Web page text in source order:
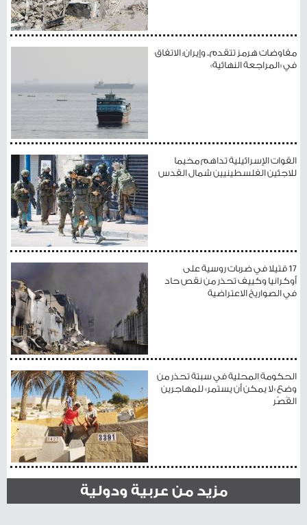
مفاوضات هرمز تتقدم.. وإيران: الاتفاق
في «المراجعة النهائية»
القوات الإسرائيلية تداهم مخيما
للاجئين الفلسطينيين شمال القدس
17 قتيلا في ضربات روسية على
أوكرانيا وكييف تحذر من نقص حاد
في الصواريخ الاعتراضية
الحكومة المحلية في سبتة تحذر من
وضع «لا يمكن أن يستمر» للمهاجرين
القُصّر
مزيد من عربية ودولية